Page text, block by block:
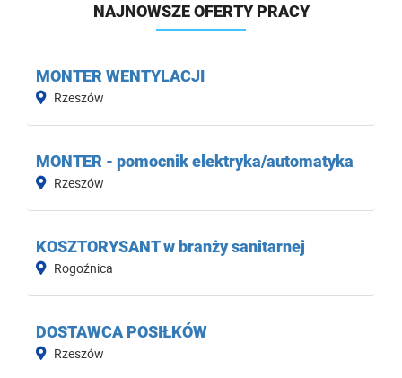
NAJNOWSZE OFERTY PRACY
MONTER WENTYLACJI
Rzeszów
MONTER - pomocnik elektryka/automatyka
Rzeszów
KOSZTORYSANT w branży sanitarnej
Rogoźnica
DOSTAWCA POSIŁKÓW
Rzeszów